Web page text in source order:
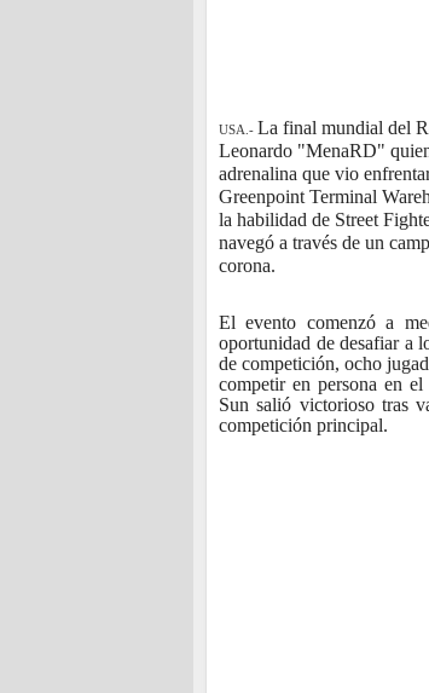
USA.- La final mundial del
Leonardo "MenaRD"
adrenalina que vio
Greenpoint Terminal
la habilidad de Street
navegó a través de un
corona.
El evento comenzó a
oportunidad de desafiar a
de competición, ocho
competir en persona en
Sun salió victorioso tras
competición principal.